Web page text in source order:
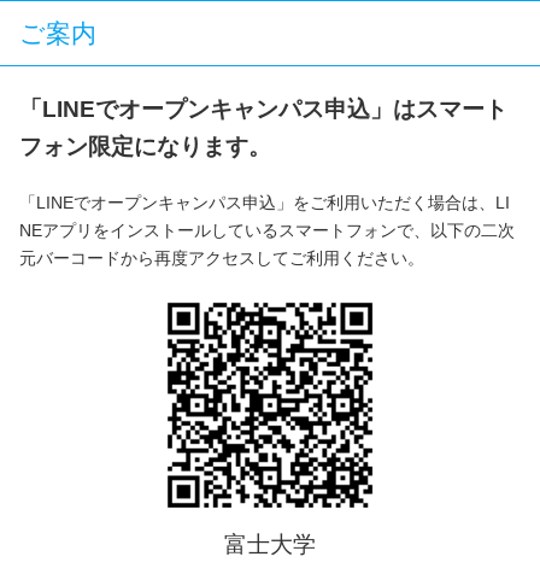
ご案内
「LINEでオープンキャンパス申込」はスマート
フォン限定になります。
「LINEでオープンキャンパス申込」をご利用いただく場合は、LI
NEアプリをインストールしているスマートフォンで、以下の二次
元バーコードから再度アクセスしてご利用ください。
富士大学